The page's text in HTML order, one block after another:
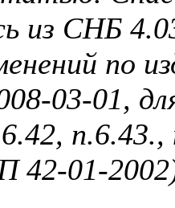
из СНБ
по
03-01,
42-01-